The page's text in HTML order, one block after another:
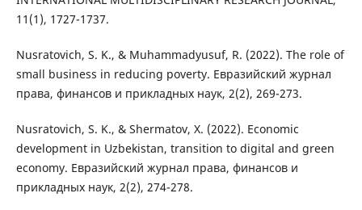
11(1), 1727-1737.
Nusratovich, S. K., & Muhammadyusuf, R. (2022). The role of
small business in reducing poverty. Евразийский журнал
права, финансов и прикладных наук, 2(2), 269-273.
Nusratovich, S. K., & Shermatov, X. (2022). Economic
development in Uzbekistan, transition to digital and green
economy. Евразийский журнал права, финансов и
прикладных наук, 2(2), 274-278.